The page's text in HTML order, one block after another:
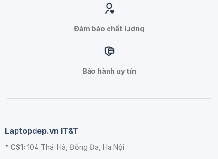
Đảm bảo chất lượng
Bảo hành uy tín
Laptopdep.vn IT&T
* CS1: 104 Thái Hà, Đống Đa, Hà Nội